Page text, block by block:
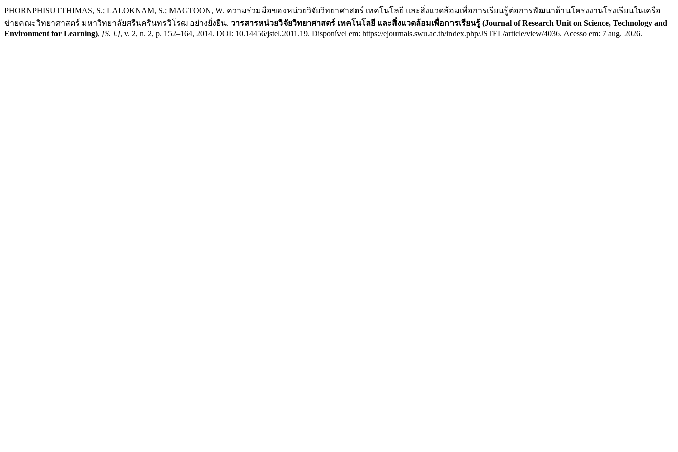
PHORNPHISUTTHIMAS, S.; LALOKNAM, S.; MAGTOON, W. ความร่วมมือของหน่วยวิจัยวิทยาศาสตร์ เทคโนโลยี และสิ่งแวดล้อมเพื่อการเรียนรู้ต่อการพัฒนาด้านโครงงานโรงเรียนในเครือ
ข่ายคณะวิทยาศาสตร์ มหาวิทยาลัยศรีนครินทรวิโรฒ อย่างยั่งยืน. วารสารหน่วยวิจัยวิทยาศาสตร์ เทคโนโลยี และสิ่งแวดล้อมเพื่อการเรียนรู้ (Journal of Research Unit on Science, Technology and
Environment for Learning), [S. l.], v. 2, n. 2, p. 152–164, 2014. DOI: 10.14456/jstel.2011.19. Disponível em: https://ejournals.swu.ac.th/index.php/JSTEL/article/view/4036. Acesso em: 7 aug. 2026.